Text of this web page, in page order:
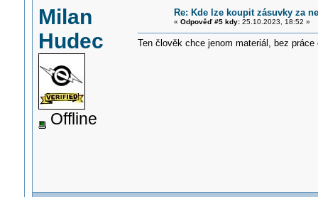
Milan
Hudec
Offline
Re: Kde lze koupit zásuvky za
« Odpověď #5 kdy:25.10.2023, 18:52 »
Ten člověk chce jenom materiál, bez